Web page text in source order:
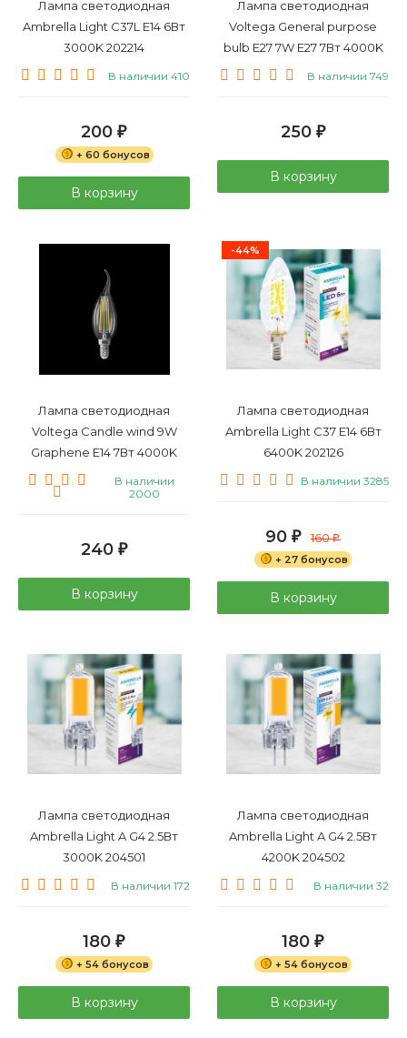
Лампа светодиодная
Ambrella Light C37L E14 6Вт
3000K 202214
В наличии 410
200 ₽
+ 60 бонусов
В корзину
Лампа светодиодная
Voltega General purpose
bulb E27 7W E27 7Вт 4000K
В наличии 749
250 ₽
В корзину
Лампа светодиодная
Voltega Candle wind 9W
Graphene E14 7Вт 4000K
В наличии
2000
240 ₽
В корзину
-44%
Лампа светодиодная
Ambrella Light С37 E14 6Вт
6400K 202126
В наличии 3285
90 ₽ 160₽
+ 27 бонусов
В корзину
Лампа светодиодная
Ambrella Light A G4 2.5Вт
3000K 204501
В наличии 172
180 ₽
+ 54 бонусов
В корзину
Лампа светодиодная
Ambrella Light A G4 2.5Вт
4200K 204502
В наличии 32
180 ₽
+ 54 бонусов
В корзину